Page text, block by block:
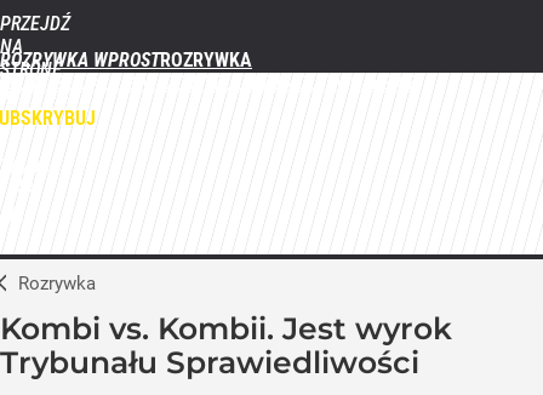
PRZEJDŹ
NA
STRONĘ
WPROST.PL
ROZRYWKA WPROST
Rozrywka
Kombi vs. Kombii. Jest wyrok
Trybunału Sprawiedliwości